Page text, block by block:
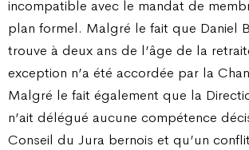
incompatible avec le mandat de
plan formel. Malgré le fait que Daniel
trouve à deux ans de l’âge de la
exception n’a été accordée par la
Malgré le fait également que la
n’ait délégué aucune compétence
Conseil du Jura bernois et qu’un